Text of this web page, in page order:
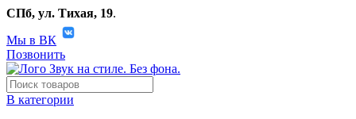
СПб, ул. Тихая, 19.
Мы в ВК
Позвонить
В категории